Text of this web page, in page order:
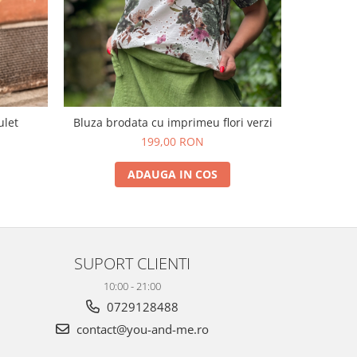
Bluza brodata cu imprimeu flori verzi
199,00 RON
ADAUGA IN COS
SUPORT CLIENTI
10:00 - 21:00
0729128488
contact@you-and-me.ro